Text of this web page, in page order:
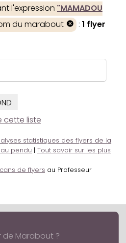
l'expression "MAMADOU
du marabout : 1 flyer
cette liste
statistiques des flyers de la
pendu | Tout savoir sur les plus
de flyers au Professeur
de Marabout ?